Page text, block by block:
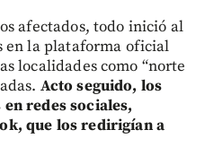
afectados, todo inició al
la plataforma oficial
localidades como “norte
Acto seguido, los
redes sociales,
que los redirigían a